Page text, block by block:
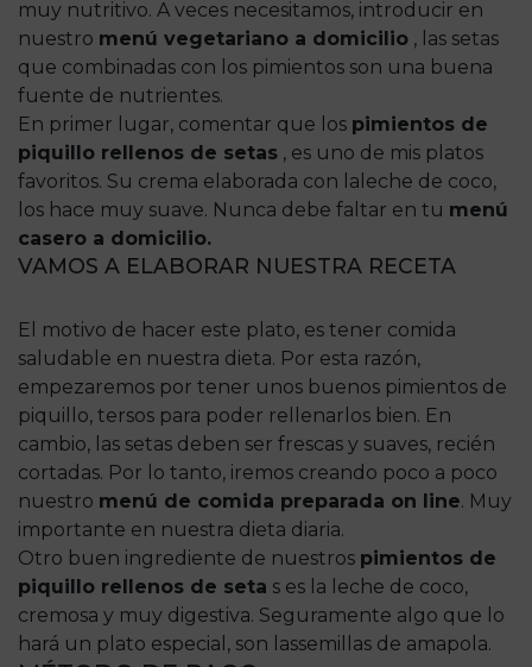
muy nutritivo. A veces necesitamos, introducir en
nuestro menú vegetariano a domicilio , las setas
que combinadas con los pimientos son una buena
fuente de nutrientes.
En primer lugar, comentar que los pimientos de
piquillo rellenos de setas , es uno de mis platos
favoritos. Su crema elaborada con laleche de coco,
los hace muy suave. Nunca debe faltar en tu menú
casero a domicilio.
VAMOS A ELABORAR NUESTRA RECETA
El motivo de hacer este plato, es tener comida
saludable en nuestra dieta. Por esta razón,
empezaremos por tener unos buenos pimientos de
piquillo, tersos para poder rellenarlos bien. En
cambio, las setas deben ser frescas y suaves, recién
cortadas. Por lo tanto, iremos creando poco a poco
nuestro menú de comida preparada on line. Muy
importante en nuestra dieta diaria.
Otro buen ingrediente de nuestros pimientos de
piquillo rellenos de seta s es la leche de coco,
cremosa y muy digestiva. Seguramente algo que lo
hará un plato especial, son lassemillas de amapola.